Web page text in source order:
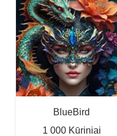
BlueBird
1 000 Kūriniai